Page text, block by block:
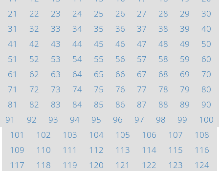
21
22 23 24 25 26 27 28 29
30
31
32 33 34 35 36 37 38 39
40
41
42 43 44 45 46 47 48 49
50
51
52 53 54 55 56 57 58 59
60
61
62 63 64 65 66 67 68 69
70
71
72 73 74 75 76 77 78 79
80
81
82 83 84 85 86 87 88 89
90
91
92 93 94 95 96 97 98 99
100
101
102 103 104 105 106 107
108
109
110 111 112 113 114 115
116
117
118 119 120 121 122 123
124